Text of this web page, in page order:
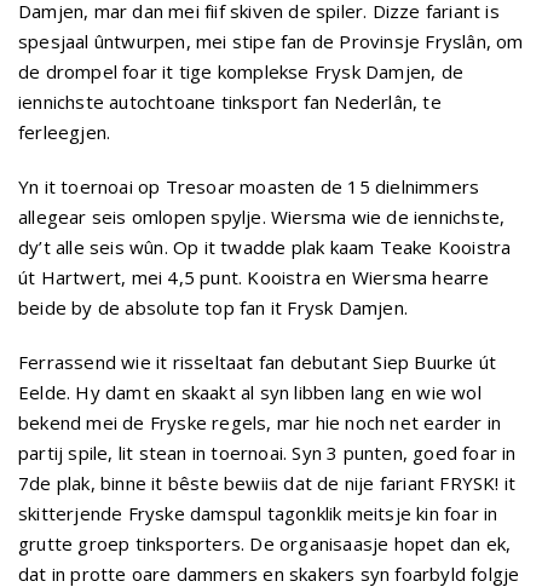
Damjen, mar dan mei fiif skiven de spiler. Dizze fariant is
spesjaal ûntwurpen, mei stipe fan de Provinsje Fryslân, om
de drompel foar it tige komplekse Frysk Damjen, de
iennichste autochtoane tinksport fan Nederlân, te
ferleegjen.
Yn it toernoai op Tresoar moasten de 15 dielnimmers
allegear seis omlopen spylje. Wiersma wie de iennichste,
dy’t alle seis wûn. Op it twadde plak kaam Teake Kooistra
út Hartwert, mei 4,5 punt. Kooistra en Wiersma hearre
beide by de absolute top fan it Frysk Damjen.
Ferrassend wie it risseltaat fan debutant Siep Buurke út
Eelde. Hy damt en skaakt al syn libben lang en wie wol
bekend mei de Fryske regels, mar hie noch net earder in
partij spile, lit stean in toernoai. Syn 3 punten, goed foar in
7de plak, binne it bêste bewiis dat de nije fariant FRYSK! it
skitterjende Fryske damspul tagonklik meitsje kin foar in
grutte groep tinksporters. De organisaasje hopet dan ek,
dat in protte oare dammers en skakers syn foarbyld folgje